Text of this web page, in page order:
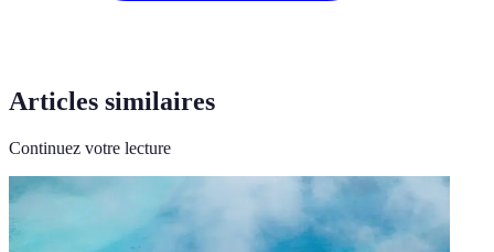
Articles similaires
Continuez votre lecture